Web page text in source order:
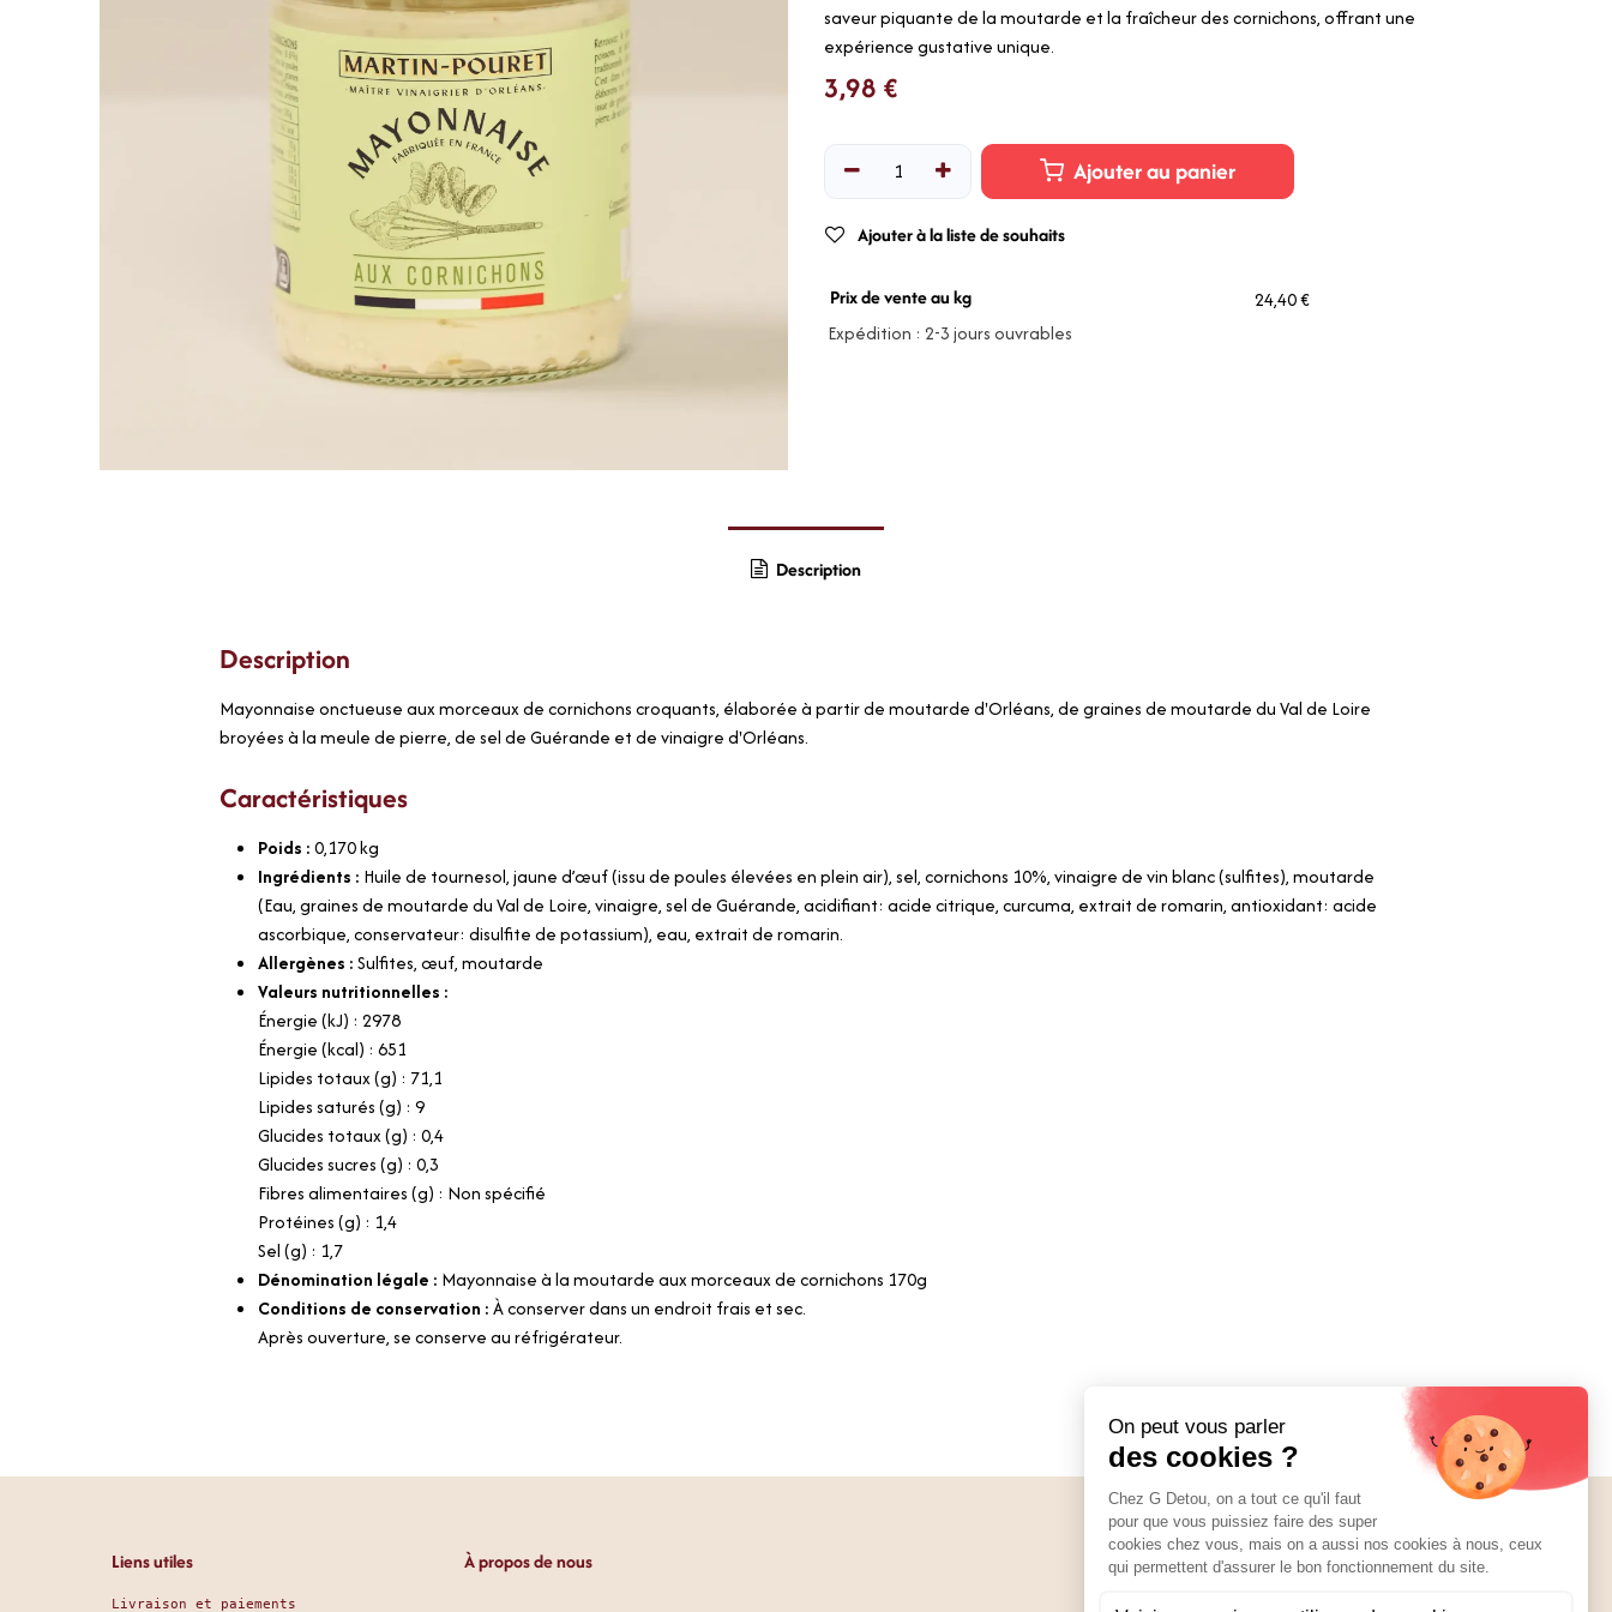
saveur piquante de la moutarde et la fraîcheur des cornichons, offrant une
expérience gustative unique.
3,98 €
Ajouter au panier
Ajouter à la liste de souhaits
Prix de vente au kg
24,40 €
Expédition : 2-3 jours ouvrables
Description
Description
Mayonnaise onctueuse aux morceaux de cornichons croquants, élaborée à partir de moutarde d'Orléans, de graines de moutarde du Val de Loire
broyées à la meule de pierre, de sel de Guérande et de vinaigre d'Orléans.
Caractéristiques
Poids :0,170kg
Ingrédients : Huile de tournesol, jaune d’œuf (issu de poules élevées en plein air), sel, cornichons 10%, vinaigre de vin blanc (sulfites), moutarde
(Eau, graines de moutarde du Val de Loire, vinaigre, sel de Guérande, acidifiant: acide citrique, curcuma, extrait de romarin, antioxidant: acide
ascorbique, conservateur: disulfite de potassium), eau, extrait de romarin.
Allergènes :Sulfites, œuf, moutarde
Valeurs nutritionnelles :
Énergie (kJ) : 2978
Énergie (kcal) : 651
Lipides totaux (g) : 71,1
Lipides saturés (g) : 9
Glucides totaux (g) : 0,4
Glucides sucres (g) : 0,3
Fibres alimentaires (g) : Non spécifié
Protéines (g) : 1,4
Sel (g) : 1,7
Dénomination légale : Mayonnaise à la moutarde aux morceaux de cornichons 170g
Conditions de conservation :À conserver dans un endroit frais et sec.
Après ouverture, se conserve au réfrigérateur.
Liens utiles
Livraison et paiements
À propos de nous Nos réseaux
01 89 70 34 50